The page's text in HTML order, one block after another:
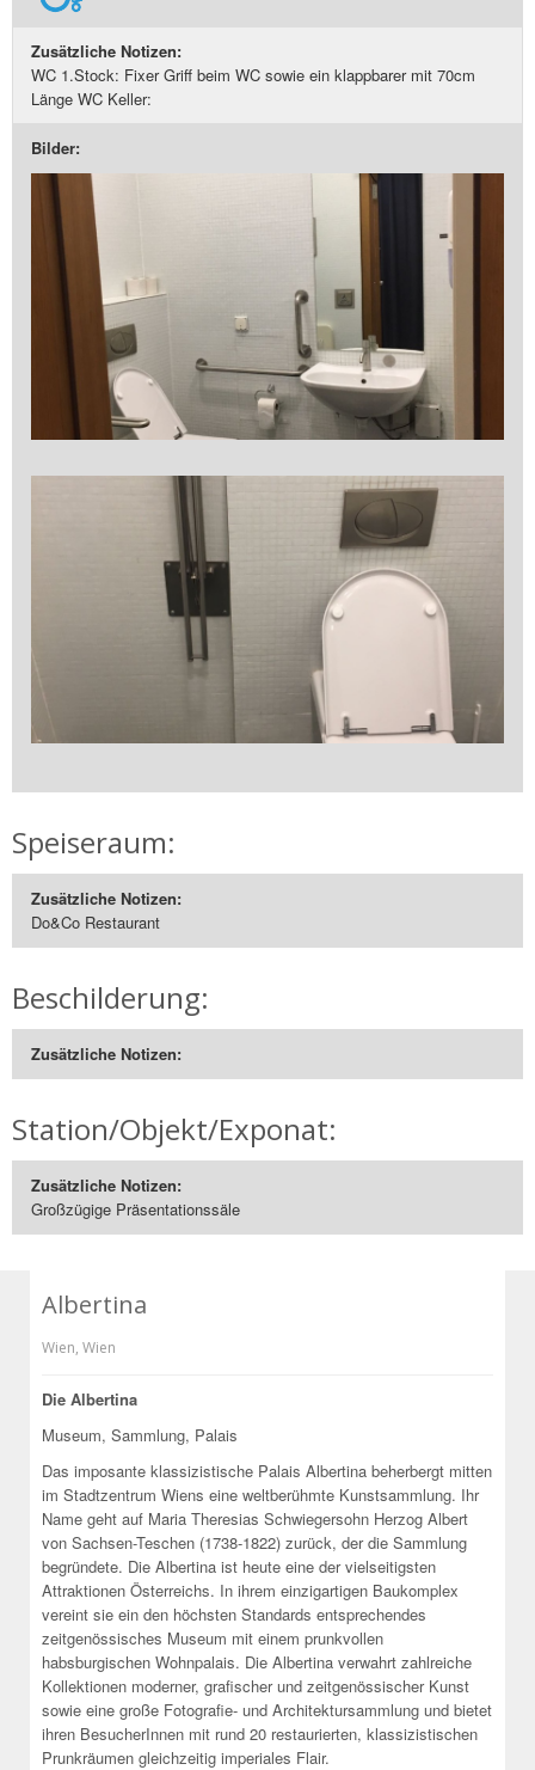
Zusätzliche Notizen:
WC 1.Stock: Fixer Griff beim WC sowie ein klappbarer mit 70cm
Länge WC Keller:
Bilder:
Speiseraum:
Zusätzliche Notizen:
Do&Co Restaurant
Beschilderung:
Zusätzliche Notizen:
Station/Objekt/Exponat:
Zusätzliche Notizen:
Großzügige Präsentationssäle
Albertina
Wien, Wien
Die Albertina
Museum, Sammlung, Palais
Das imposante klassizistische Palais Albertina beherbergt mitten
im Stadtzentrum Wiens eine weltberühmte Kunstsammlung. Ihr
Name geht auf Maria Theresias Schwiegersohn Herzog Albert
von Sachsen-Teschen (1738-1822) zurück, der die Sammlung
begründete. Die Albertina ist heute eine der vielseitigsten
Attraktionen Österreichs. In ihrem einzigartigen Baukomplex
vereint sie ein den höchsten Standards entsprechendes
zeitgenössisches Museum mit einem prunkvollen
habsburgischen Wohnpalais. Die Albertina verwahrt zahlreiche
Kollektionen moderner, grafischer und zeitgenössischer Kunst
sowie eine große Fotografie- und Architektursammlung und bietet
ihren BesucherInnen mit rund 20 restaurierten, klassizistischen
Prunkräumen gleichzeitig imperiales Flair.